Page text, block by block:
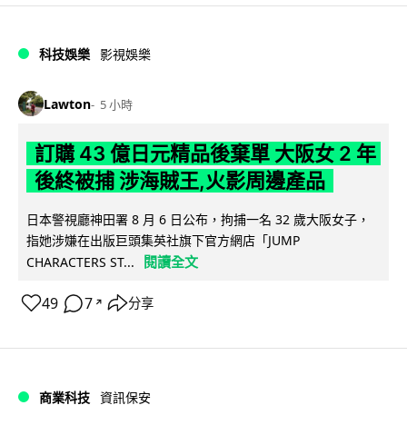
科技娛樂 影視娛樂
Lawton 5 小時
訂購 43 億日元精品後棄單 大阪女 2 年
後終被捕 涉海賊王,火影周邊產品
日本警視廳神田署 8 月 6 日公布，拘捕一名 32 歲大阪女子，
指她涉嫌在出版巨頭集英社旗下官方網店「JUMP
CHARACTERS ST...
閱讀全文
49 7 ↗ 分享
商業科技 資訊保安